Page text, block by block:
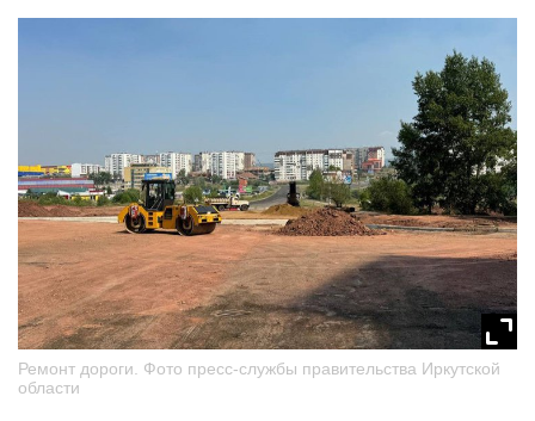
Ремонт дороги. Фото пресс-службы правительства Иркутской
области